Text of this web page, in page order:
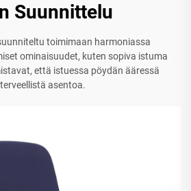
Suunnittelu
toimimaan harmoniassa
ominaisuudet, kuten sopiva istuma
että istuessa pöydän ääressä
asentoa.